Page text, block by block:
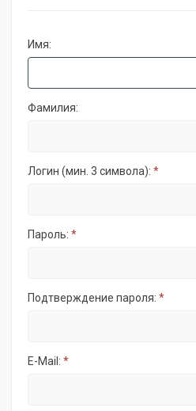
Имя:
Фамилия:
Логин (мин. 3 символа): *
Пароль: *
Подтверждение пароля: *
E-Mail: *